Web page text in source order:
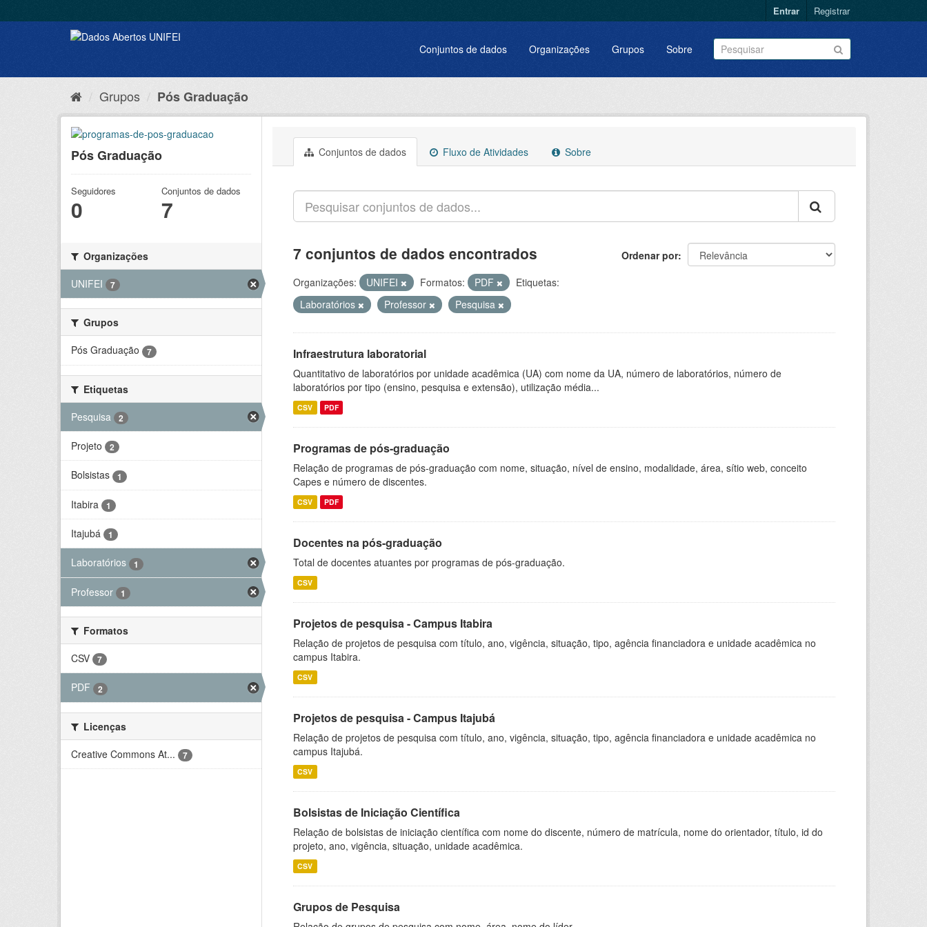
Entrar Registrar
Conjuntos de dados Organizações Grupos Sobre
Grupos Pós Graduação
Pós Graduação
Seguidores
0
Conjuntos de dados
7
Organizações
UNIFEI
7
Grupos
Pós Graduação
7
Etiquetas
Pesquisa
2
Projeto 2
Bolsistas 1
Itabira 1
Itajubá 1
Laboratórios 1
Professor 1
Formatos
CSV
7
PDF 2
Licenças
Creative Commons At...
7
Conjuntos de dados Fluxo de Atividades Sobre
Ordenar por
7 conjuntos de dados encontrados
Organizações: UNIFEI Formatos: PDF
Etiquetas:
Laboratórios
Professor Pesquisa
Infraestrutura laboratorial
Quantitativo de laboratórios por unidade acadêmica (UA) com nome da UA, número de laboratórios, número de
laboratórios por tipo (ensino, pesquisa e extensão), utilização média...
CSV PDF
Programas de pós-graduação
Relação de programas de pós-graduação com nome, situação, nível de ensino, modalidade, área, sítio web, conceito
Capes e número de discentes.
CSV PDF
Docentes na pós-graduação
Total de docentes atuantes por programas de pós-graduação.
CSV
Projetos de pesquisa - Campus Itabira
Relação de projetos de pesquisa com título, ano, vigência, situação, tipo, agência financiadora e unidade acadêmica no
campus Itabira.
CSV
Projetos de pesquisa - Campus Itajubá
Relação de projetos de pesquisa com título, ano, vigência, situação, tipo, agência financiadora e unidade acadêmica no
campus Itajubá.
CSV
Bolsistas de Iniciação Científica
Relação de bolsistas de iniciação científica com nome do discente, número de matrícula, nome do orientador, título, id do
projeto, ano, vigência, situação, unidade acadêmica.
CSV
Grupos de Pesquisa